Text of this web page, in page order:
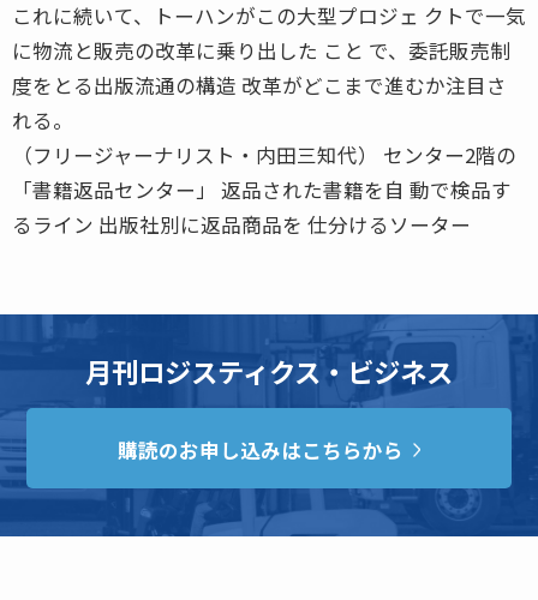
これに続いて、トーハンがこの大型プロジェ クトで一気
に物流と販売の改革に乗り出した こと で、委託販売制
度をとる出版流通の構造 改革がどこまで進むか注目さ
れる。
（フリージャーナリスト・内田三知代） センター2階の
「書籍返品センター」 返品された書籍を自 動で検品す
るライン 出版社別に返品商品を 仕分けるソーター
月刊ロジスティクス・ビジネス
購読のお申し込みはこちらから